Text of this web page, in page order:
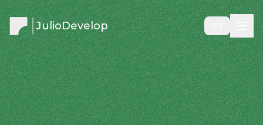
JulioDevelop